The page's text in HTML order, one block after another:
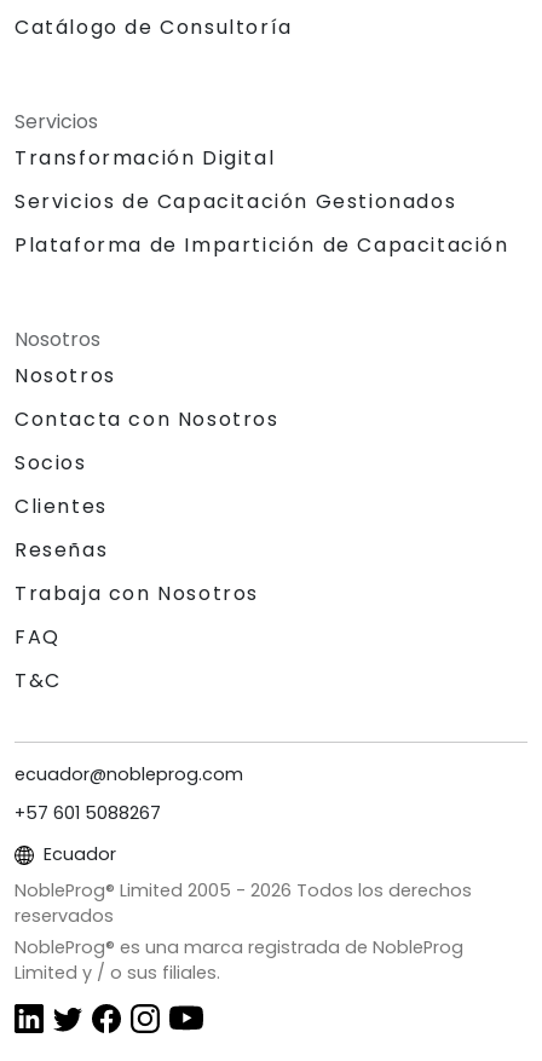
Catálogo de Consultoría
Servicios
Transformación Digital
Servicios de Capacitación Gestionados
Plataforma de Impartición de Capacitación
Nosotros
Nosotros
Contacta con Nosotros
Socios
Clientes
Reseñas
Trabaja con Nosotros
FAQ
T&C
ecuador@nobleprog.com
+57 601 5088267
Ecuador
NobleProg® Limited 2005 - 2026 Todos los derechos
reservados
NobleProg® es una marca registrada de NobleProg
Limited y / o sus filiales.